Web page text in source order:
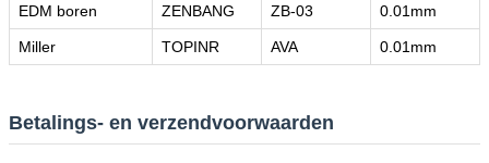
EDM boren ZENBANG ZB-03 0.01mm
Miller TOPINR AVA 0.01mm
Betalings- en verzendvoorwaarden